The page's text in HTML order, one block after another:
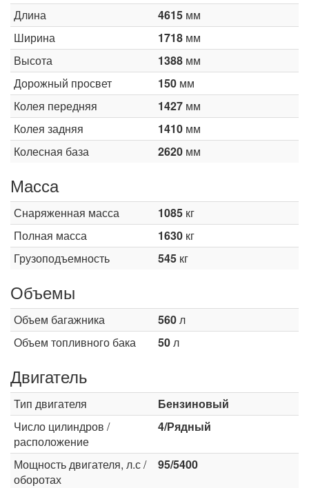
Длина 4615 мм
Ширина
1718 мм
Высота
1388 мм
Дорожный просвет
150 мм
Колея передняя
1427 мм
Колея задняя
1410 мм
Колесная база
2620 мм
Масса
Снаряженная масса 1085 кг
Полная масса
1630 кг
Грузоподъемность
545 кг
Объемы
Объем багажника 560л
Объем топливного бака
50л
Двигатель
Тип двигателя
Бензиновый
Число цилиндров /
расположение
4/Рядный
Мощность двигателя, л.с /
оборотах
95/5400